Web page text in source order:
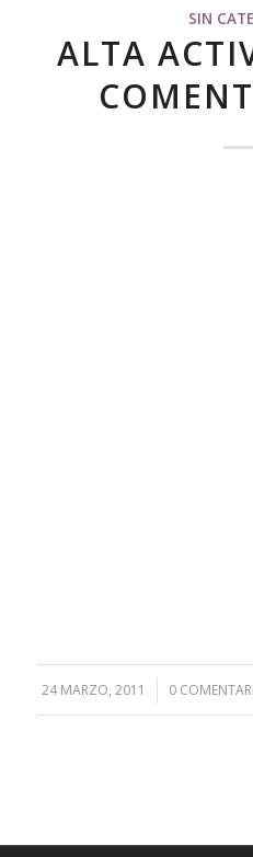
SIN
ALTA
24 MARZO, 2011
/ 0 /